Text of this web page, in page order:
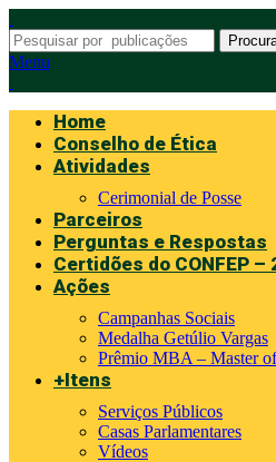
Menu
Home
Conselho de Ética
Atividades
Cerimonial de Posse
Parceiros
Perguntas e Respostas
Certidões do CONFEP –
Ações
Campanhas Sociais
Medalha Getúlio Vargas
Prêmio MBA – Master
+Itens
Serviços Públicos
Casas Parlamentares
Vídeos